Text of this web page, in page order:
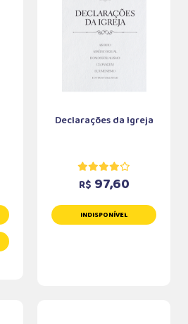
Declarações da Igreja
R$ 97,60
INDISPONÍVEL